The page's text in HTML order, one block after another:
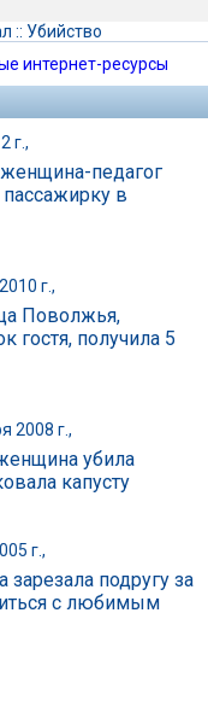
:: Убийство
интернет-ресурсы
г.,
педагог
в
г.,
Поволжья,
гостя, получила 5
2008 г.,
убила
капусту
г.,
зарезала подругу за
с любимым